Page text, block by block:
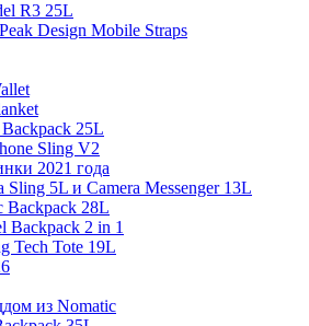
R3 25L
Design Mobile Straps
25L
Sling V2
2021 года
Sling 5L и Camera Messenger 13L
Backpack 28L
Backpack 2 in 1
Tech Tote 19L
из Nomatic